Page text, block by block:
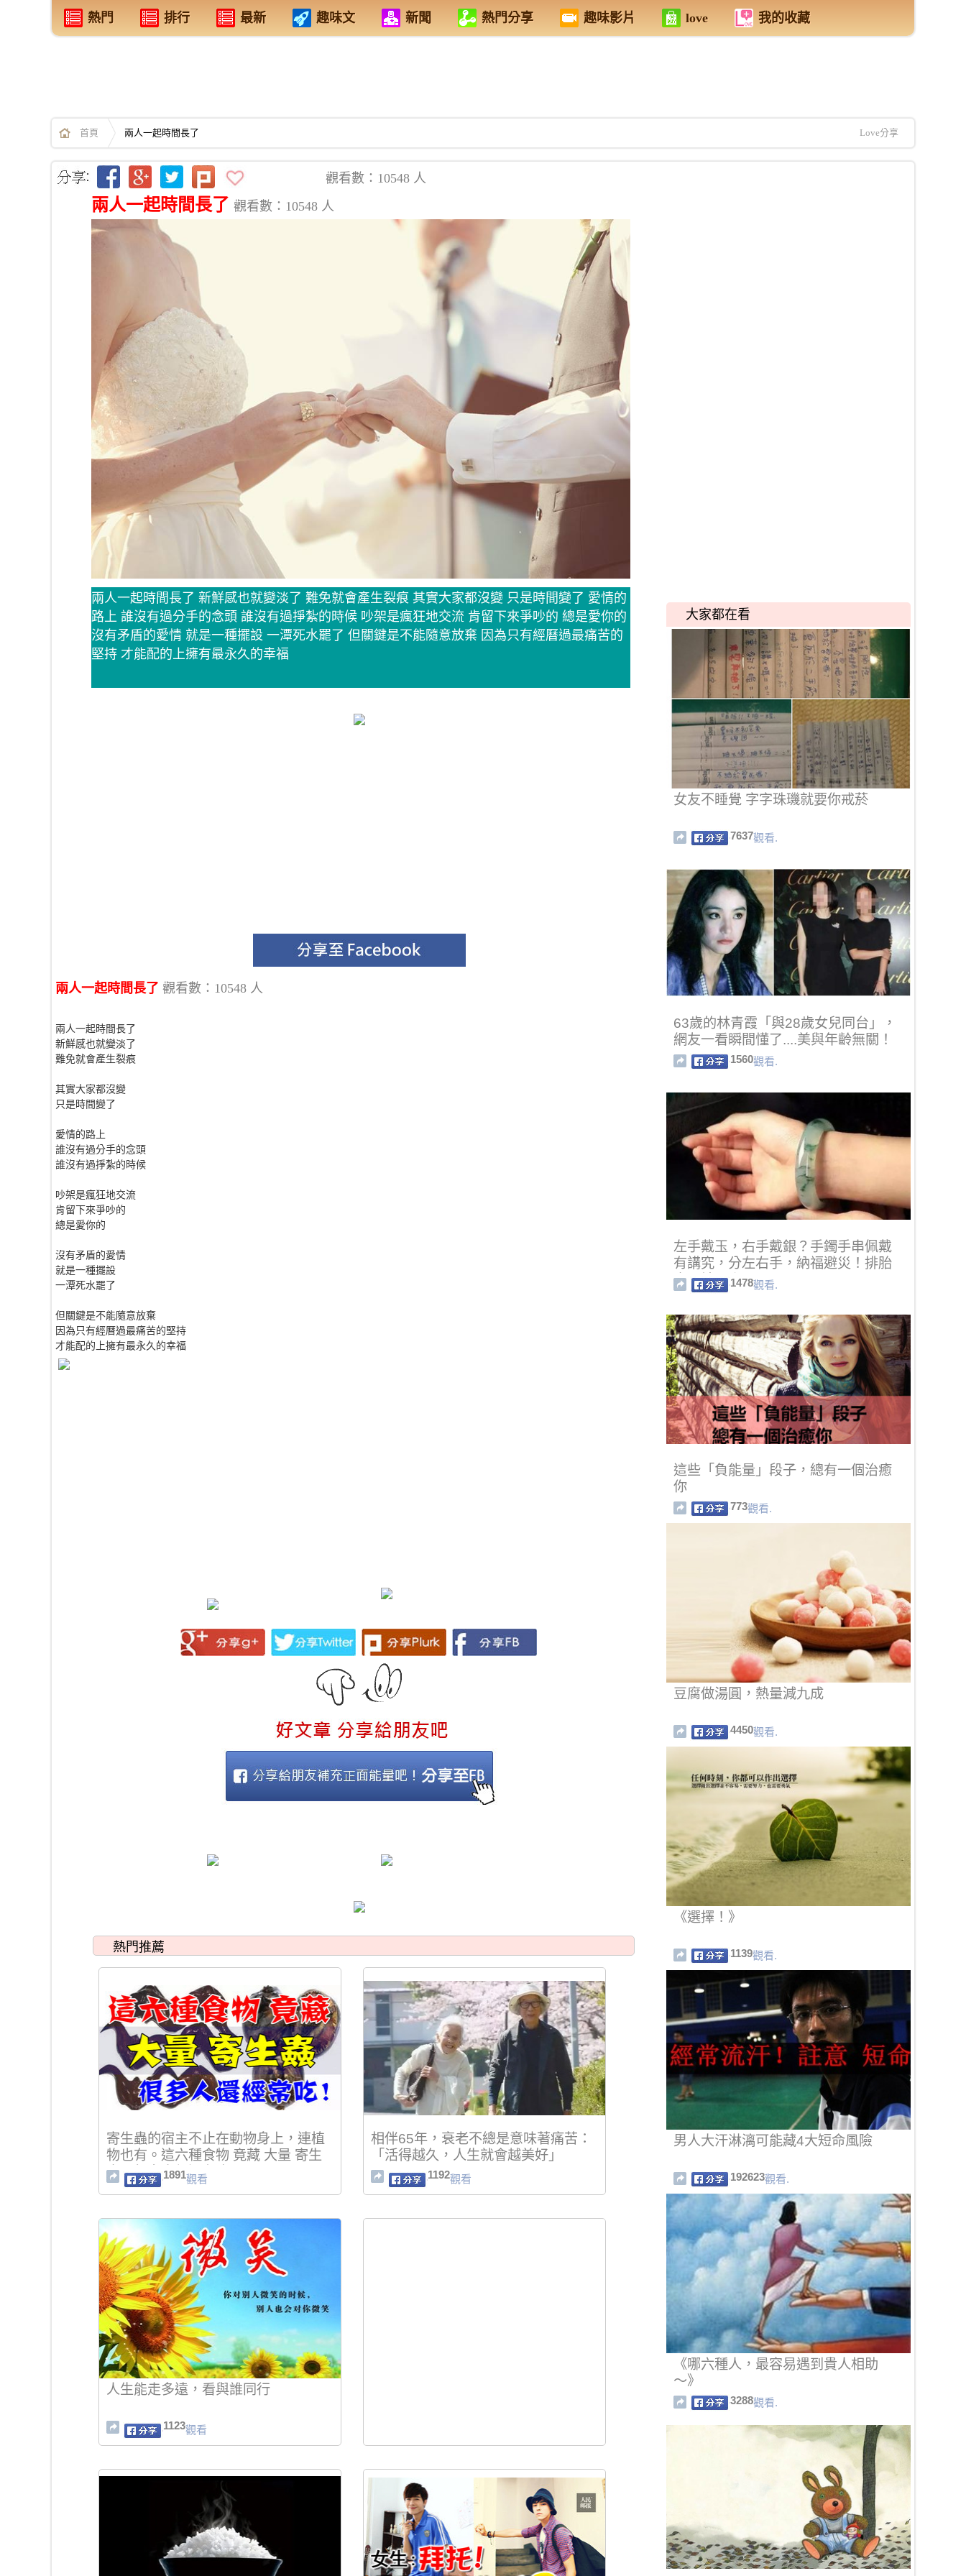
熱門 排行 最新 趣味文 新聞 熱門分享 趣味影片 love 我的收藏
首頁 兩人一起時間長了 Love分享
觀看數：10548 人
兩人一起時間長了 觀看數：10548 人
兩人一起時間長了 新鮮感也就變淡了 難免就會產生裂痕 其實大家都沒變 只是時間變了 愛情的
路上 誰沒有過分手的念頭 誰沒有過掙紮的時候 吵架是瘋狂地交流 肯留下來爭吵的 總是愛你的
沒有矛盾的愛情 就是一種擺設 一潭死水罷了 但關鍵是不能隨意放棄 因為只有經曆過最痛苦的
堅持 才能配的上擁有最永久的幸福
兩人一起時間長了 觀看數：10548 人
兩人一起時間長了
新鮮感也就變淡了
難免就會產生裂痕
其實大家都沒變
只是時間變了
愛情的路上
誰沒有過分手的念頭
誰沒有過掙紮的時候
吵架是瘋狂地交流
肯留下來爭吵的
總是愛你的
沒有矛盾的愛情
就是一種擺設
一潭死水罷了
但關鍵是不能隨意放棄
因為只有經曆過最痛苦的堅持
才能配的上擁有最永久的幸福
熱門推薦
寄生蟲的宿主不止在動物身上，連植
物也有。這六種食物 竟藏 大量 寄生
蟲！很多人都還在吃
1891觀看
相伴65年，衰老不總是意味著痛苦：
「活得越久，人生就會越美好」
1192觀看
人生能走多遠，看與誰同行
1123觀看
大家都在看
女友不睡覺 字字珠璣就要你戒菸
7637觀看.
63歲的林青霞「與28歲女兒同台」，
網友一看瞬間懂了....美與年齡無關！
1560觀看.
左手戴玉，右手戴銀？手鐲手串佩戴
有講究，分左右手，納福避災！排胎
毒、祛邪祟1478觀看.
這些「負能量」段子，總有一個治癒
你
773觀看.
豆腐做湯圓，熱量減九成
4450觀看.
《選擇！》
1139觀看.
男人大汗淋漓可能藏4大短命風險
192623觀看.
《哪六種人，最容易遇到貴人相助
～》
3288觀看.